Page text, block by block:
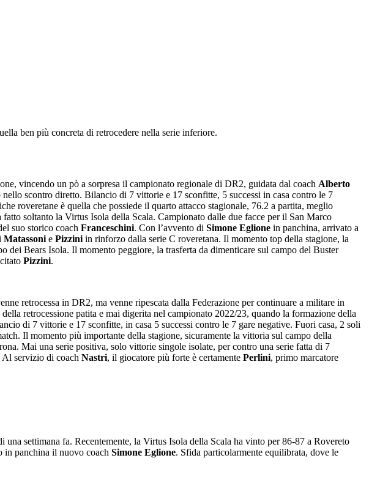
ben più concreta di retrocedere nella serie inferiore.
vincendo un pò a sorpresa il campionato regionale di DR2, guidata dal coach Alberto
scontro diretto. Bilancio di 7 vittorie e 17 sconfitte, 5 successi in casa contro le 7
roveretane è quella che possiede il quarto attacco stagionale, 76.2 a partita, meglio
soltanto la Virtus Isola della Scala. Campionato dalle due facce per il San Marco
suo storico coach Franceschini. Con l’avvento di Simone Eglione in panchina, arrivato a
Matassonie Pizziniin rinforzo dalla serie C roveretana. Il momento top della stagione, la
Bears Isola. Il momento peggiore, la trasferta da dimenticare sul campo del Buster
Pizzini.
retrocessa in DR2, ma venne ripescata dalla Federazione per continuare a militare in
retrocessione patita e mai digerita nel campionato 2022/23, quando la formazione della
di 7 vittorie e 17 sconfitte, in casa 5 successi contro le 7 gare negative. Fuori casa, 2 soli
Il momento più importante della stagione, sicuramente la vittoria sul campo della
Mai una serie positiva, solo vittorie singole isolate, per contro una serie fatta di 7
Al servizio di coach Nastri, il giocatore più forte è certamente Perlini, primo marcatore
settimana fa. Recentemente, la Virtus Isola della Scala ha vinto per 86-87 a Rovereto
in panchina il nuovo coach Simone Eglione. Sfida particolarmente equilibrata, dove le